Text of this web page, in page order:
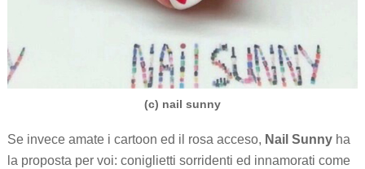
(c) nail sunny
Se invece amate i cartoon ed il rosa acceso, Nail Sunnyha
la proposta per voi: coniglietti sorridenti ed innamorati come